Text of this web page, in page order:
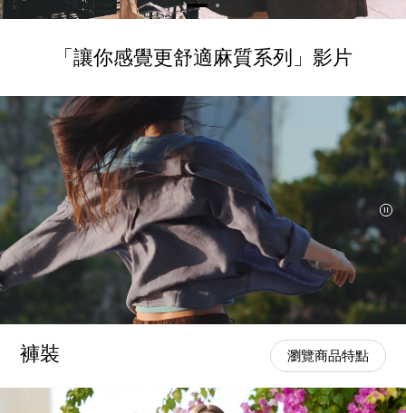
「讓你感覺更舒適麻質系列」影片
褲裝 瀏覽商品特點